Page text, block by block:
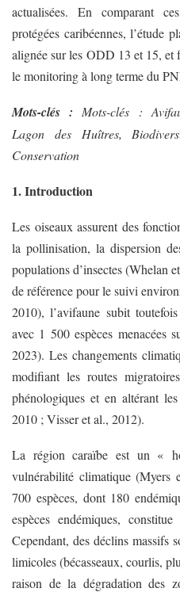
actualisées. En comparant
protégées caribéennes, l’étude
alignée sur les ODD 13 et 15, et
le monitoring à long terme du
Mots-clés : Mots-clés :
Lagon des Huîtres,
Conservation
1. Introduction
Les oiseaux assurent des
la pollinisation, la dispersion
populations d’insectes (Whelan
de référence pour le suivi
2010), l’avifaune subit
avec 1 500 espèces menacées
2023). Les changements
modifiant les routes
phénologiques et en altérant
2010 ; Visser et al., 2012).
La région caraïbe est un «
vulnérabilité climatique
700 espèces, dont 180
espèces endémiques,
Cependant, des déclins massifs
limicoles (bécasseaux, courlis,
raison de la dégradation des